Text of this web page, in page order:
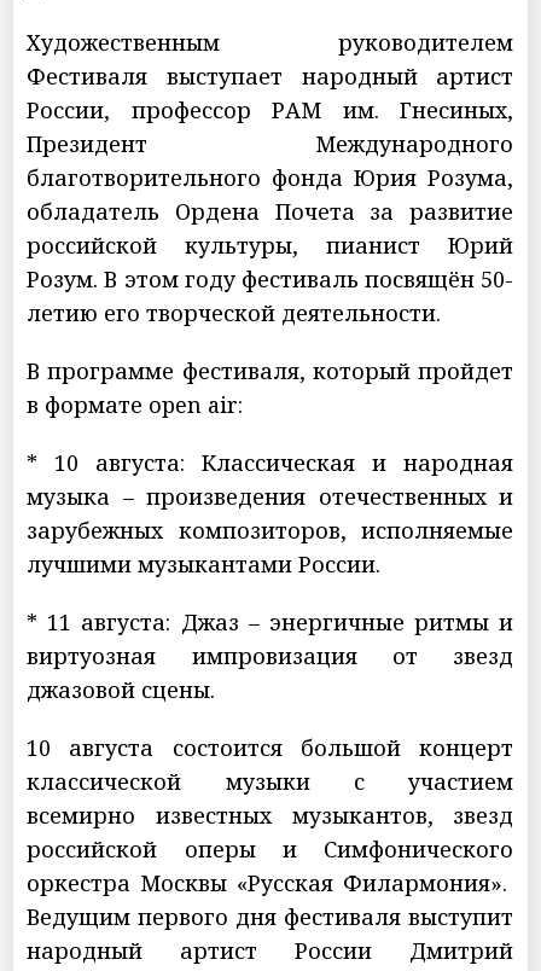
Художественным руководителем
Фестиваля выступает народный артист
России, профессор РАМ им. Гнесиных,
Президент Международного
благотворительного фонда Юрия Розума,
обладатель Ордена Почета за развитие
российской культуры, пианист Юрий
Розум. В этом году фестиваль посвящён 50-
летию его творческой деятельности.
В программе фестиваля, который пройдет
в формате open air:
* 10 августа: Классическая и народная
музыка – произведения отечественных и
зарубежных композиторов, исполняемые
лучшими музыкантами России.
* 11 августа: Джаз – энергичные ритмы и
виртуозная импровизация от звезд
джазовой сцены.
10 августа состоится большой концерт
классической музыки с участием
всемирно известных музыкантов, звезд
российской оперы и Симфонического
оркестра Москвы «Русская Филармония».
Ведущим первого дня фестиваля выступит
народный артист России Дмитрий